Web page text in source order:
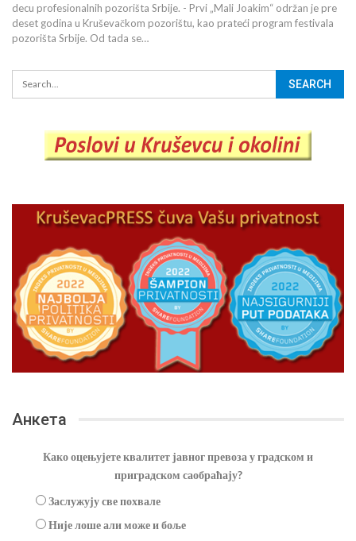
decu profesionalnih pozorišta Srbije. - Prvi „Mali Joakim“ održan je pre
deset godina u Kruševačkom pozorištu, kao prateći program festivala
pozorišta Srbije. Od tada se…
Анкета
Како оцењујете квалитет јавног превоза у градском и
приградском саобраћају?
Заслужују све похвале
Није лоше али може и боље